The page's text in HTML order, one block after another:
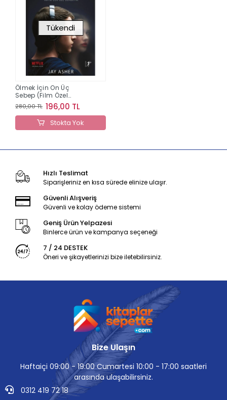
Tükendi
Ölmek İçin On Üç
Sebep (Film Özel
Baskısı)
280,00 TL 196,00 TL
Stokta Yok
Hızlı Teslimat
Siparişleriniz en kısa sürede elinize ulaşır.
Güvenli Alışveriş
Güvenli ve kolay ödeme sistemi
Geniş Ürün Yelpazesi
Binlerce ürün ve kampanya seçeneği
7 / 24 DESTEK
Öneri ve şikayetlerinizi bize iletebilirsiniz.
Bize Ulaşın
Haftaiçi 09:00 - 19:00 Cumartesi 10:00 - 17:00 saatleri
arasında ulaşabilirsiniz.
0312 419 72 18